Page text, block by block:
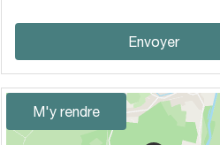
Envoyer
M'y rendre